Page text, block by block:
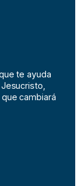
te ayuda
cambiará